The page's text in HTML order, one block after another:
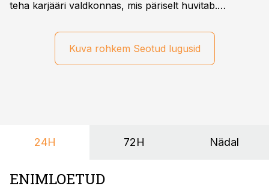
teha karjääri valdkonnas, mis päriselt huvitab.
ettevõtluse, tehnoloogia ja praktilised oskused viisil,
mis kõnetab nii ettevõtjaid, värskeid koolilõpetajaid kui
ka neid, kes soovivad teha karjääripööret.
Kuva rohkem Seotud lugusid
24H 72H Nädal
ENIMLOETUD